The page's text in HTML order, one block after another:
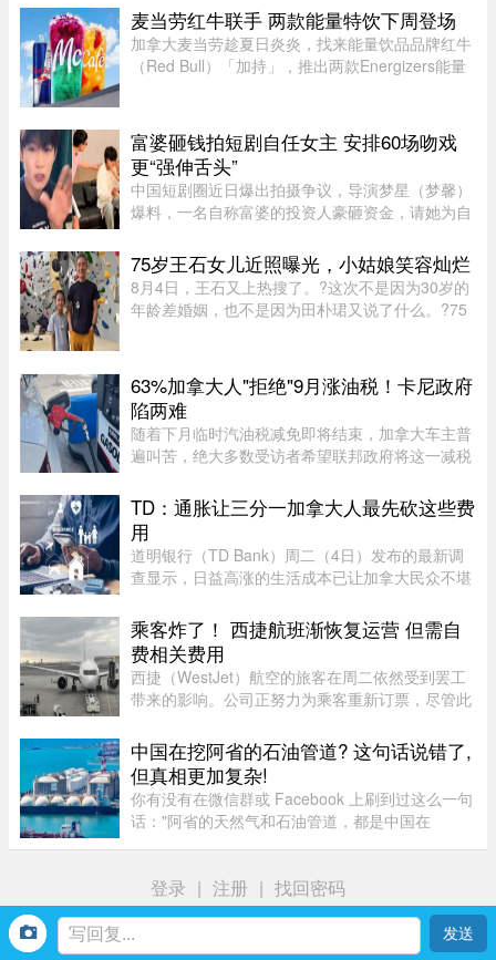
灵异能，3岁就认出姜厚任，时隔39年“重逢”，彼
此有七世情缘，离奇的相恋 ...
麦当劳红牛联手 两款能量特饮下周登场
加拿大麦当劳趁夏日炎炎，找来能量饮品品牌红牛
（Red Bull）「加持」，推出两款Energizers能量
红牛能量饮品配搭蓝树莓（blu ...
富婆砸钱拍短剧自任女主 安排60场吻戏
更“强伸舌头”
中国短剧圈近日爆出拍摄争议，导演梦星（梦馨）
爆料，一名自称富婆的投资人豪砸资金，请她为自
主角，并亲选男主角演员，还要求剧中安排60多场
吻戏。男主角演员钟宇飞近 ...
75岁王石女儿近照曝光，小姑娘笑容灿烂
8月4日，王石又上热搜了。?这次不是因为30岁的
年龄差婚姻，也不是因为田朴珺又说了什么。?75
都穿着攀岩装备，在岩壁上 ...
63%加拿大人"拒绝"9月涨油税！卡尼政府
陷两难
随着下月临时汽油税减免即将结束，加拿大车主普
遍叫苦，绝大多数受访者希望联邦政府将这一减税
公司进行的最新调查显示，63% 的加拿大人希望总
理卡尼（Mark Carney）将 ...
TD：通胀让三分一加拿大人最先砍这些费
用
道明银行（TD Bank）周二（4日）发布的最新调
查显示，日益高涨的生活成本已让加拿大民众不堪
Global News报道，道明保险（TD Insurance）的
数据指出，33%的加拿大民众为了节 ...
乘客炸了！ 西捷航班渐恢复运营 但需自
费相关费用
西捷（WestJet）航空的旅客在周二依然受到罢工
带来的影响。公司正努力为乘客重新订票，尽管此
一，WestJet 与工会达成临时协议，航班已恢复运
营。但公司在周二发邮件表 ...
中国在挖阿省的石油管道? 这句话说错了,
但真相更加复杂!
你有没有在微信群或 Facebook 上刷到过这么一句
话："阿省的天然气和石油管道，都是中国在
答案很简单：不准确，甚至可以说 ...
登录 | 注册 | 找回密码
首页 生活